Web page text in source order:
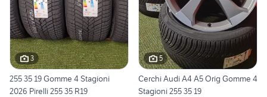
3
255 35 19 Gomme 4 Stagioni
2026 Pirelli 255 35 R19
5
Cerchi Audi A4 A5 Orig Gomme 4
Stagioni 255 35 19